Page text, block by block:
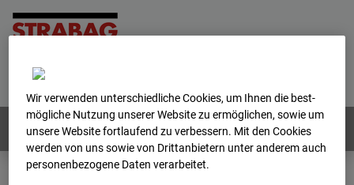
Home
Webcams: Alle Länder
Wir verwenden unterschiedliche Cookies, um Ihnen die best­
mögliche Nutzung unserer Website zu ermöglichen, sowie um
unsere Website fortlaufend zu verbessern. Mit den Cookies
werden von uns sowie von Drittanbietern unter anderem auch
personenbezogene Daten verarbeitet.